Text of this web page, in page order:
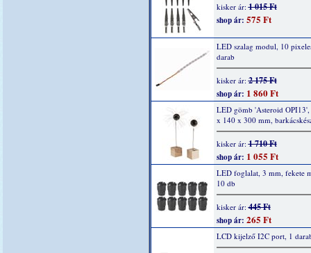
kisker ár:1 015 Ft
shop ár: 575 Ft
LED szalag modul, 10
darab
kisker ár:2 175 Ft
shop ár: 1 860 Ft
LED gömb 'Asteroid
x 140 x 300 mm,
kisker ár:1 710 Ft
shop ár: 1 055 Ft
LED foglalat, 3 mm, fekete
10 db
kisker ár:445 Ft
shop ár: 265 Ft
LCD kijelző I2C port, 1